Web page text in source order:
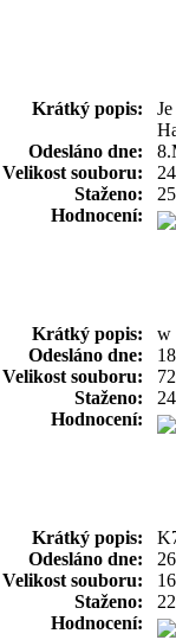
Krátký popis:
Odesláno dne:
Velikost souboru:
Staženo:
Hodnocení:
Krátký popis:
w
Odesláno dne:
Velikost souboru:
Staženo:
Hodnocení:
Krátký popis:
Odesláno dne:
Velikost souboru:
Staženo:
Hodnocení: